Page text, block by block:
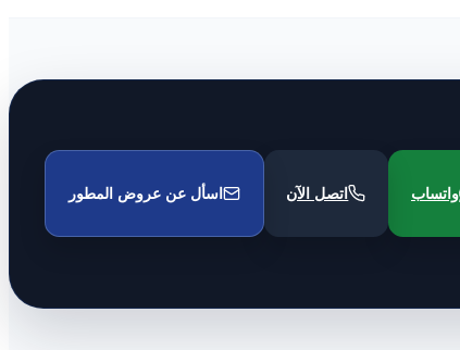
واتساب اتصل الآن اسأل عن عروض المطور